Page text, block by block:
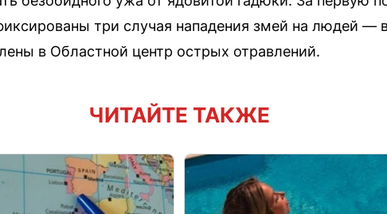
три случая нападения змей на людей —
в Областной центр острых отравлений.
ЧИТАЙТЕ ТАКЖЕ